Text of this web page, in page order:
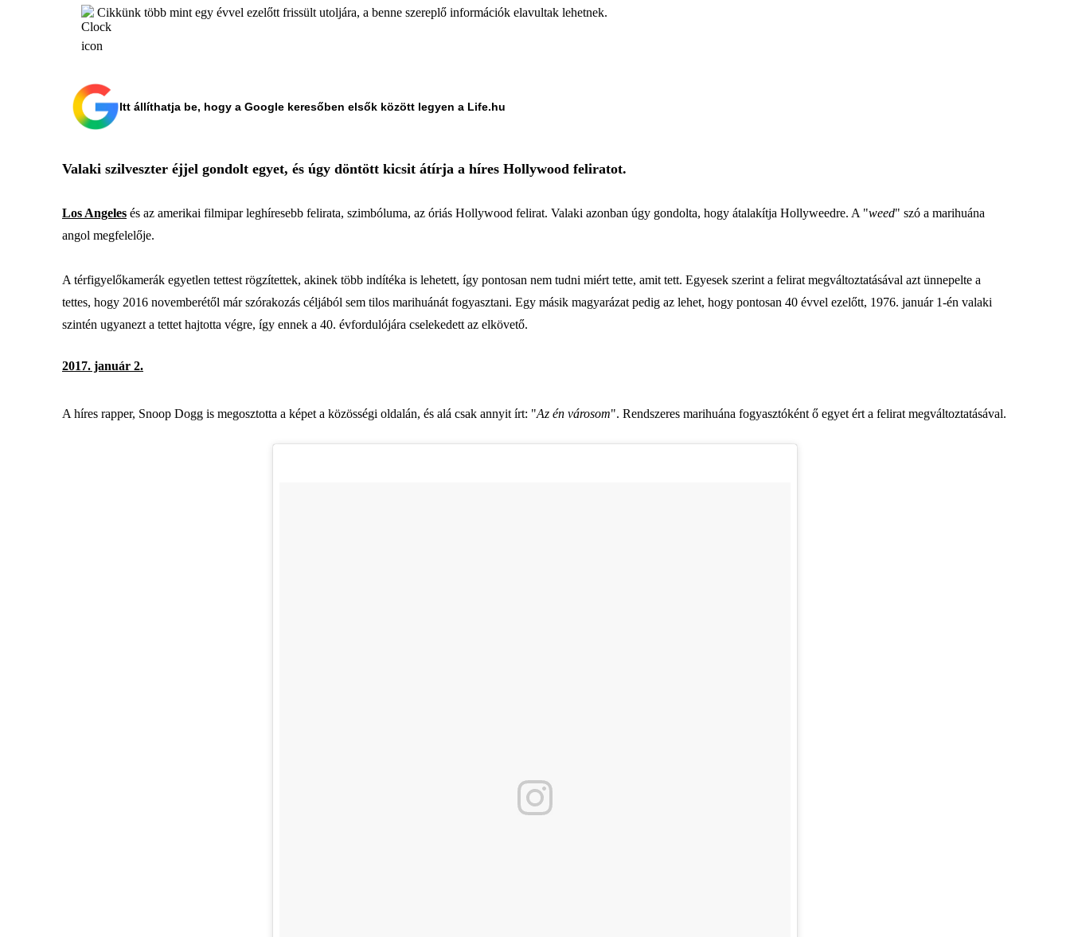
Cikkünk több mint egy évvel ezelőtt frissült utoljára, a benne szereplő információk elavultak lehetnek.
Itt állíthatja be, hogy a Google keresőben elsők között legyen a Life.hu
Valaki szilveszter éjjel gondolt egyet, és úgy döntött kicsit átírja a híres Hollywood feliratot.
Los Angeles és az amerikai filmipar leghíresebb felirata, szimbóluma, az óriás Hollywood felirat. Valaki azonban úgy gondolta, hogy átalakítja Hollyweedre. A "weed" szó a marihuána
angol megfelelője.
A térfigyelőkamerák egyetlen tettest rögzítettek, akinek több indítéka is lehetett, így pontosan nem tudni miért tette, amit tett. Egyesek szerint a felirat megváltoztatásával azt ünnepelte a
tettes, hogy 2016 novemberétől már szórakozás céljából sem tilos marihuánát fogyasztani. Egy másik magyarázat pedig az lehet, hogy pontosan 40 évvel ezelőtt, 1976. január 1-én valaki
szintén ugyanezt a tettet hajtotta végre, így ennek a 40. évfordulójára cselekedett az elkövető.
2017. január 2.
A híres rapper, Snoop Dogg is megosztotta a képet a közösségi oldalán, és alá csak annyit írt: "Az én városom". Rendszeres marihuána fogyasztóként ő egyet ért a felirat megváltoztatásával.